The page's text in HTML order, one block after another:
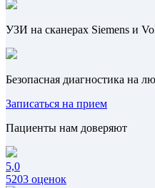
УЗИ на сканерах Siemens и
Безопасная диагностика на
Записаться на прием
Пациенты нам доверяют
5,0
5203 оценок